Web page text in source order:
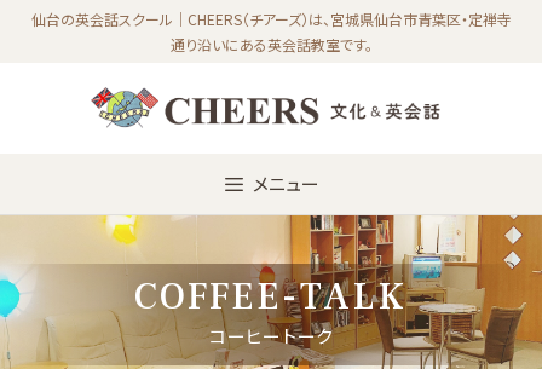
Skip仙台の英会話スクール｜CHEERS（チアーズ）は、宮城県仙台市青葉区・定禅寺
通り沿いにある英会話教室です。
メニュー
COFFEE-TALK
コーヒートーク